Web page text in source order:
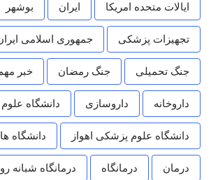
ایالات متحده امریکا ایران بوشهر
تجهیزات پزشکی جمهوری اسلامی
جنگ تحمیلی جنگ رمضان خبر
داروخانه داروسازی دانشگاه
دانشگاه علوم پزشکی اهواز دانشگاه
درمان درمانگاه درمانگاه شبانه